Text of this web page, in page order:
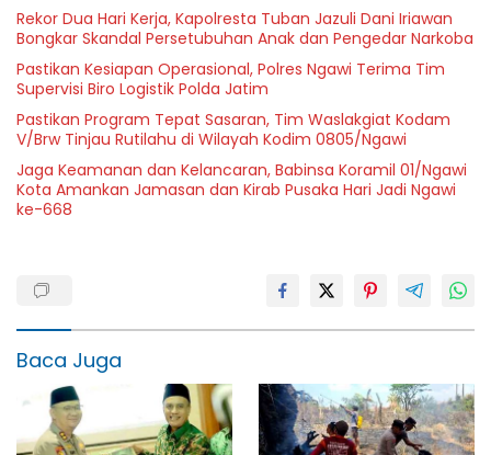
Rekor Dua Hari Kerja, Kapolresta Tuban Jazuli Dani Iriawan
Bongkar Skandal Persetubuhan Anak dan Pengedar Narkoba
Pastikan Kesiapan Operasional, Polres Ngawi Terima Tim
Supervisi Biro Logistik Polda Jatim
Pastikan Program Tepat Sasaran, Tim Waslakgiat Kodam
V/Brw Tinjau Rutilahu di Wilayah Kodim 0805/Ngawi
Jaga Keamanan dan Kelancaran, Babinsa Koramil 01/Ngawi
Kota Amankan Jamasan dan Kirab Pusaka Hari Jadi Ngawi
ke-668
Baca Juga